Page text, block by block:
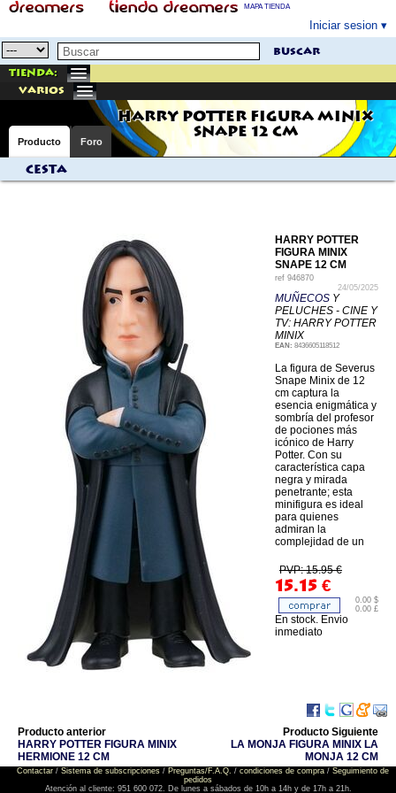
MAPA TIENDA
Iniciar sesion
buscar
Tienda:
varios
HARRY POTTER FIGURA MINIX
SNAPE 12 CM
Producto Foro
Cesta
HARRY POTTER
FIGURA MINIX
SNAPE 12 CM
ref 946870
24/05/2025
MUÑECOS Y
PELUCHES - CINE Y
TV: HARRY POTTER
MINIX
EAN: 8436605118512
La figura de Severus
Snape Minix de 12
cm captura la
esencia enigmática y
sombría del profesor
de pociones más
icónico de Harry
Potter. Con su
característica capa
negra y mirada
penetrante; esta
minifigura es ideal
para quienes
admiran la
complejidad de un
PVP: 15.95 €
15.15 €
0.00 $
0.00 £
En stock. Envio
inmediato
Producto anterior
HARRY POTTER FIGURA MINIX
HERMIONE 12 CM
Producto Siguiente
LA MONJA FIGURA MINIX LA
MONJA 12 CM
Contactar/ Sistema de subscripciones/ Preguntas/F.A.Q. / condiciones de compra/ Seguimiento de
pedidos
Atención al cliente: 951 600 072. De lunes a sábados de 10h a 14h y de 17h a 21h.